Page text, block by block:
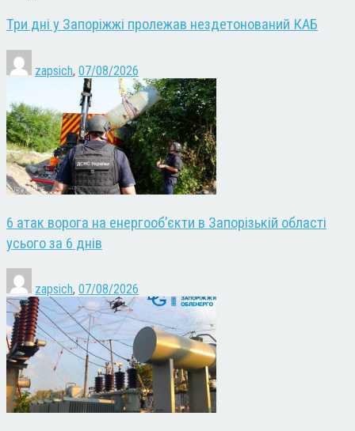
Три дні у Запоріжжі пролежав нездетонований КАБ
zapsich, 07/08/2026
6 атак ворога на енергооб’єкти в Запорізькій області
усього за 6 днів
zapsich, 07/08/2026